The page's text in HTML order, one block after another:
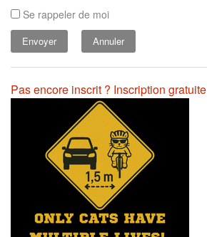
Se rappeler de moi
Annuler
Pas encore inscrit ? Inscription gratuite